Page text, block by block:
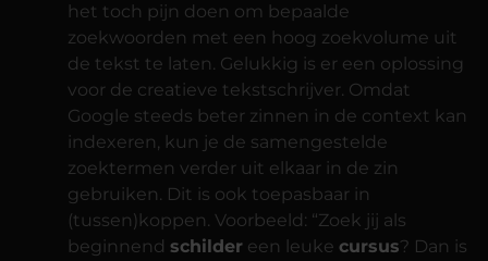
het toch pijn doen om bepaalde
zoekwoorden met een hoog zoekvolume uit
de tekst te laten. Gelukkig is er een oplossing
voor de creatieve tekstschrijver. Omdat
Google steeds beter zinnen in de context kan
indexeren, kun je de samengestelde
zoektermen verder uit elkaar in de zin
gebruiken. Dit is ook toepasbaar in
(tussen)koppen. Voorbeeld: “Zoek jij als
beginnend schildereen leuke cursus? Dan is